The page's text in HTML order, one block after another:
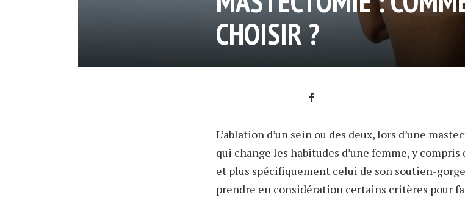
CHOISIR ?
L’ablation d’un sein ou des deux, lors d’une
qui change les habitudes d’une femme, y
et plus spécifiquement celui de son soutien-
prendre en considération certains critères pour